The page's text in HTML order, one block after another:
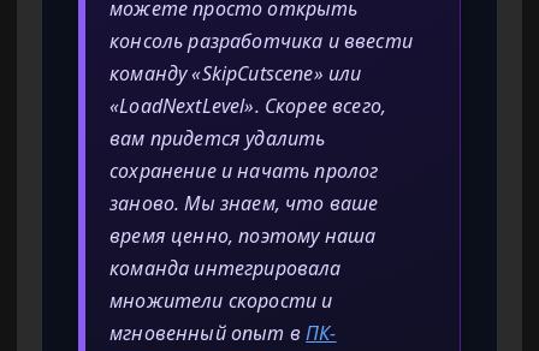
можете просто открыть
консоль разработчика и ввести
команду «SkipCutscene» или
«LoadNextLevel». Скорее всего,
вам придется удалить
сохранение и начать пролог
заново. Мы знаем, что ваше
время ценно, поэтому наша
команда интегрировала
множители скорости и
мгновенный опыт вПК-